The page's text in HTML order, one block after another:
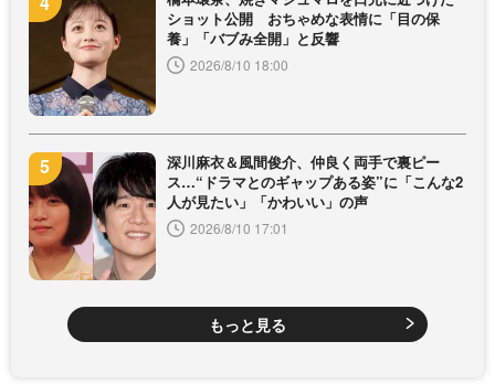
ショット公開 おちゃめな表情に「目の保
養」「バブみ全開」と反響
2026/8/10 18:00
深川麻衣＆風間俊介、仲良く両手で裏ピー
ス…“ドラマとのギャップある姿”に「こんな2
人が見たい」「かわいい」の声
2026/8/10 17:01
もっと見る